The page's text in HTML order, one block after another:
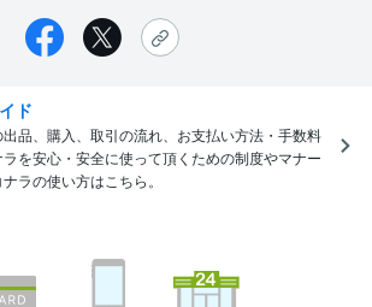
ド
品、購入、取引の流れ、お支払い方法・手数料
を安心・安全に使って頂くための制度やマナー
ラの使い方はこちら。